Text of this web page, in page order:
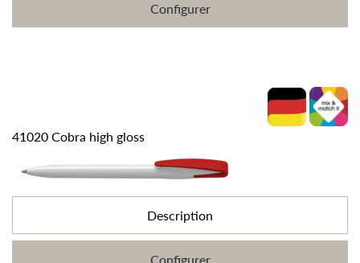
Configurer
41020 Cobra high gloss
Description
Configurer